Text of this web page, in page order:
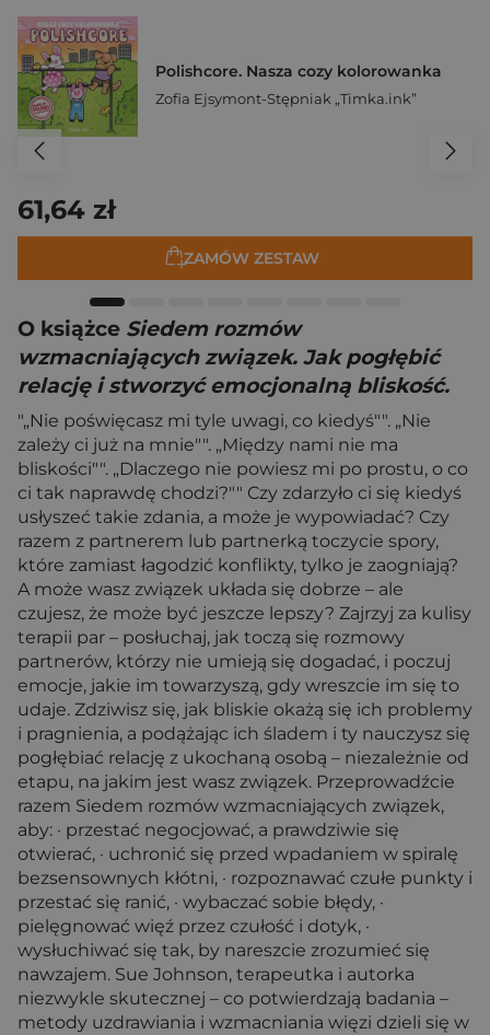
Polishcore. Nasza cozy kolorowanka
Zofia Ejsymont-Stępniak „Timka.ink”
61,64 zł
ZAMÓW ZESTAW
O książce Siedem rozmów
wzmacniających związek. Jak pogłębić
relację i stworzyć emocjonalną bliskość.
"„Nie poświęcasz mi tyle uwagi, co kiedyś"". „Nie
zależy ci już na mnie"". „Między nami nie ma
bliskości"". „Dlaczego nie powiesz mi po prostu, o co
ci tak naprawdę chodzi?"" Czy zdarzyło ci się kiedyś
usłyszeć takie zdania, a może je wypowiadać? Czy
razem z partnerem lub partnerką toczycie spory,
które zamiast łagodzić konflikty, tylko je zaogniają?
A może wasz związek układa się dobrze – ale
czujesz, że może być jeszcze lepszy? Zajrzyj za kulisy
terapii par – posłuchaj, jak toczą się rozmowy
partnerów, którzy nie umieją się dogadać, i poczuj
emocje, jakie im towarzyszą, gdy wreszcie im się to
udaje. Zdziwisz się, jak bliskie okażą się ich problemy
i pragnienia, a podążając ich śladem i ty nauczysz się
pogłębiać relację z ukochaną osobą – niezależnie od
etapu, na jakim jest wasz związek. Przeprowadźcie
razem Siedem rozmów wzmacniających związek,
aby: · przestać negocjować, a prawdziwie się
otwierać, · uchronić się przed wpadaniem w spiralę
bezsensownych kłótni, · rozpoznawać czułe punkty i
przestać się ranić, · wybaczać sobie błędy, ·
pielęgnować więź przez czułość i dotyk, ·
wysłuchiwać się tak, by nareszcie zrozumieć się
nawzajem. Sue Johnson, terapeutka i autorka
niezwykle skutecznej – co potwierdzają badania –
metody uzdrawiania i wzmacniania więzi dzieli się w